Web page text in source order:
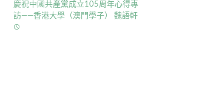
慶祝中國共產黨成立105周年心得專
訪——香港大學（澳門學子） 魏語軒
access_time